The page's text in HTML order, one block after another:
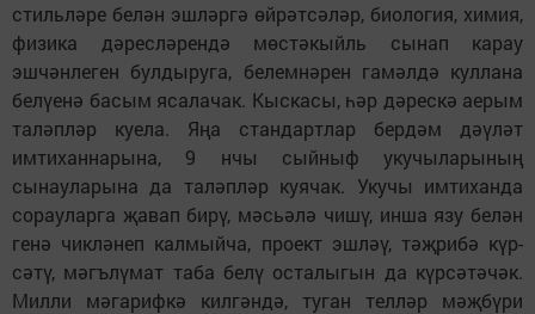
стильләре белән эшләргә өйрәтсәләр, биология, химия,
физика дәресләрендә мөстә­кыйль сынап карау
эшчәнлеген булдыруга, белемнәрен гамәлдә куллана
белүенә басым ясалачак. Кыскасы, һәр дәрескә аерым
таләпләр куела. Яңа стандартлар бердәм дәүләт
имтиханнарына, 9 нчы сыйныф укучыларының
сынауларына да таләпләр куячак. Укучы имтиханда
сорауларга җавап бирү, мәсьәлә чишү, инша язу белән
генә чикләнеп калмыйча, проект эшләү, тәҗрибә күр­
сәтү, мәгълүмат таба белү осталыгын да күрсәтәчәк.
Милли мә­гарифкә килгәндә, туган телләр мәҗбүри